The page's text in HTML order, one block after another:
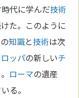
時代に学んだ技術
た。このように
の知識と技術は次
ッパの新しいチ
ローマの遺産
る。